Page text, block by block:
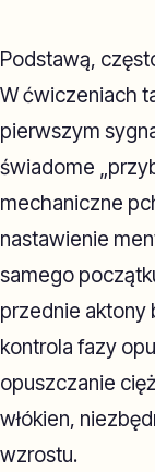
Podstawą,
W ćwiczeniach
pierwszym
świadome
mechaniczne
nastawienie
samego
przednie aktony
kontrola fazy
opuszczanie
włókien,
wzrostu.